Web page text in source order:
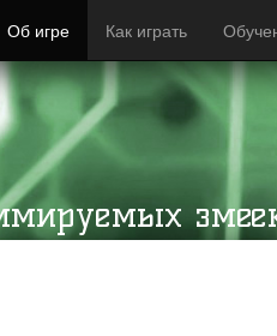
Об игре Как играть